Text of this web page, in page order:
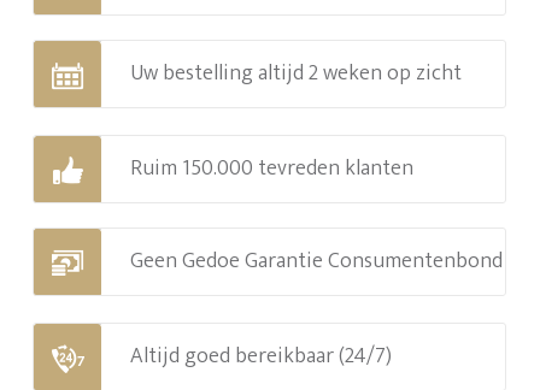
Uw bestelling altijd 2 weken op zicht
Ruim 150.000 tevreden klanten
Geen Gedoe Garantie Consumentenbond
Altijd goed bereikbaar (24/7)